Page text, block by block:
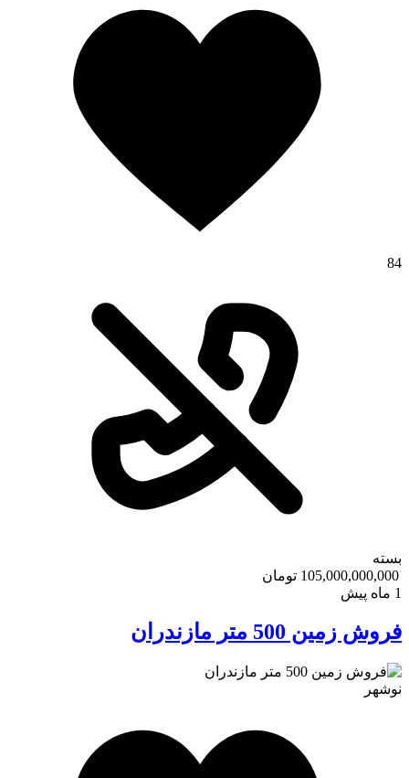
84
بسته
105,000,000,000 تومان
فروش زمین 500 متر مازندران
نوشهر